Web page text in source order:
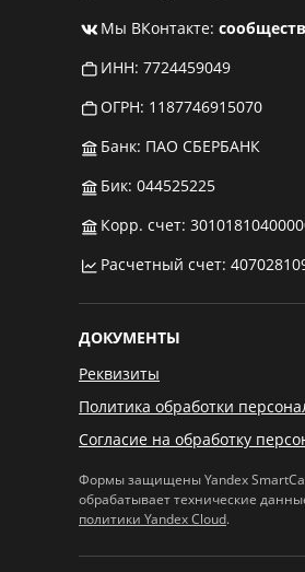
Мы ВКонтакте:
ИНН: 7724459049
ОГРН: 1187746915070
Банк: ПАО СБЕРБАНК
Бик: 044525225
Корр. счет:
Расчетный счет:
ДОКУМЕНТЫ
Реквизиты
Политика обработки
Согласие на обработку
Формы защищены Yandex
обрабатывает технические
политики Yandex Cloud.